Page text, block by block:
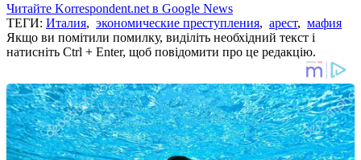
Читайте Korrespondent.net в Google News
ТЕГИ: Италия, экономические преступления, арест, мафия
Якщо ви помітили помилку, виділіть необхідний текст і
натисніть Ctrl + Enter, щоб повідомити про це редакцію.